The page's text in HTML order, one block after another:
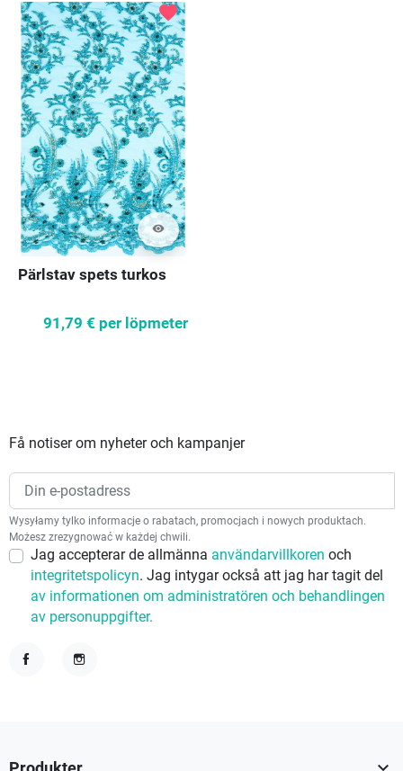
visibility
favorite
Pärlstav spets turkos
91,79 € per löpmeter
Få notiser om nyheter och kampanjer
Wysyłamy tylko informacje o rabatach, promocjach i nowych produktach.
Możesz zrezygnować w każdej chwili.
Jag accepterar de allmänna användarvillkoren och
integritetspolicyn. Jag intygar också att jag har tagit del
av informationen om administratören och behandlingen
av personuppgifter.